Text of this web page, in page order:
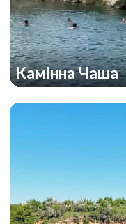
Камінна Чаша